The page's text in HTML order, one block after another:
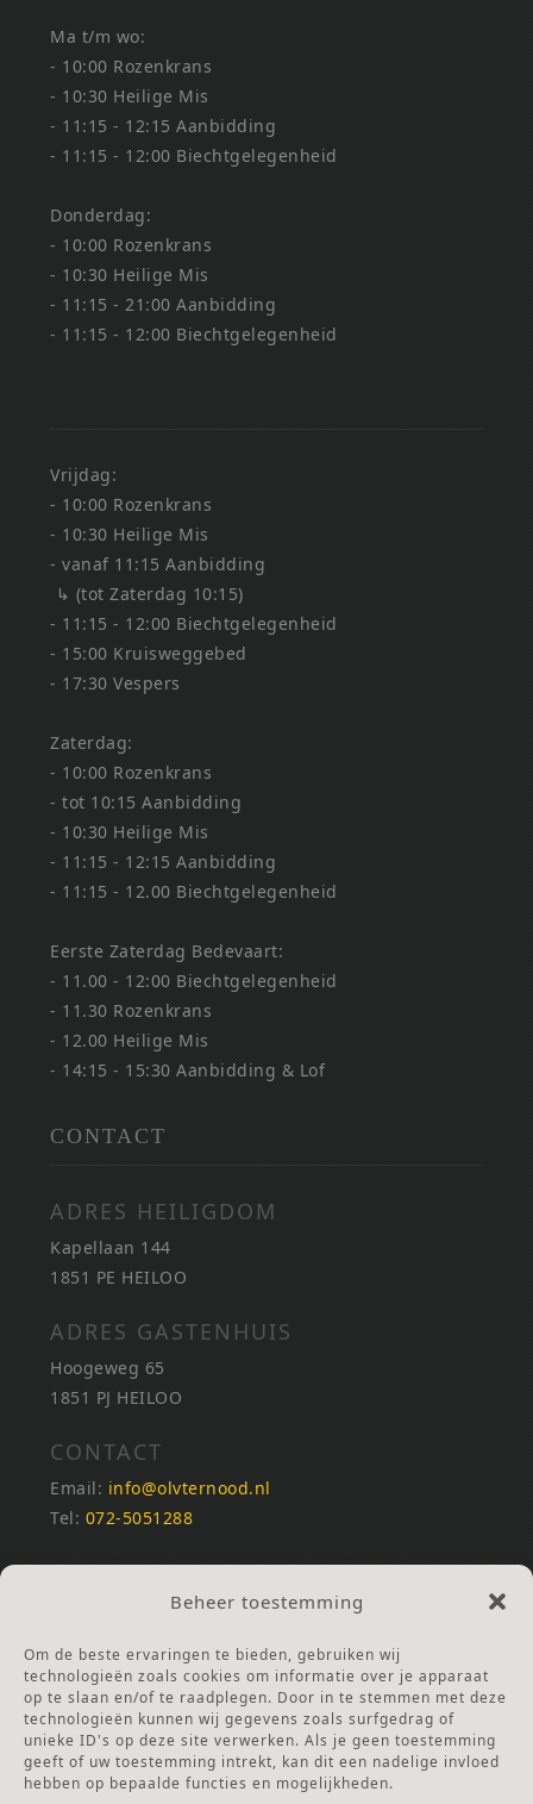
Beheer toestemming
Om de beste ervaringen te bieden, gebruiken wij
technologieën zoals cookies om informatie over je apparaat
op te slaan en/of te raadplegen. Door in te stemmen met deze
technologieën kunnen wij gegevens zoals surfgedrag of
unieke ID's op deze site verwerken. Als je geen toestemming
geeft of uw toestemming intrekt, kan dit een nadelige invloed
hebben op bepaalde functies en mogelijkheden.
Ma t/m wo:
- 10:00 Rozenkrans
- 10:30 Heilige Mis
- 11:15 - 12:15 Aanbidding
- 11:15 - 12:00 Biechtgelegenheid
Donderdag:
- 10:00 Rozenkrans
- 10:30 Heilige Mis
- 11:15 - 21:00 Aanbidding
- 11:15 - 12:00 Biechtgelegenheid
Vrijdag:
- 10:00 Rozenkrans
- 10:30 Heilige Mis
- vanaf 11:15 Aanbidding
↳ (tot Zaterdag 10:15)
- 11:15 - 12:00 Biechtgelegenheid
- 15:00 Kruisweggebed
- 17:30 Vespers
Zaterdag:
- 10:00 Rozenkrans
- tot 10:15 Aanbidding
- 10:30 Heilige Mis
- 11:15 - 12:15 Aanbidding
- 11:15 - 12.00 Biechtgelegenheid
Eerste Zaterdag Bedevaart:
- 11.00 - 12:00 Biechtgelegenheid
- 11.30 Rozenkrans
- 12.00 Heilige Mis
- 14:15 - 15:30 Aanbidding & Lof
CONTACT
ADRES HEILIGDOM
Kapellaan 144
1851 PE HEILOO
ADRES GASTENHUIS
Hoogeweg 65
1851 PJ HEILOO
CONTACT
Email: info@olvternood.nl
Tel: 072-5051288
REKENINGNUMMERS
NL25INGB0000672168
Ga naar Doneren
ANBI Stichting
RSIN nummer:002832987